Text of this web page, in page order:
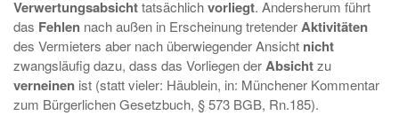
Verwertungsabsichttatsächlichvorliegt. Andersherum führt
das Fehlen nach außen in Erscheinung tretenderAktivitäten
des Vermieters aber nach überwiegender Ansicht nicht
zwangsläufig dazu, dass das Vorliegen derAbsichtzu
verneinen ist (statt vieler: Häublein, in: Münchener Kommentar
zum Bürgerlichen Gesetzbuch, § 573 BGB, Rn.185).